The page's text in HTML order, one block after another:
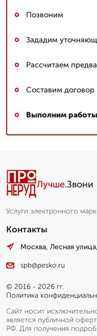
Позвоним
Зададим
Рассчитаем
Составим договор
Выполним работы
Лучше.Звони
Услуги электронного
Контакты
Москва, Лесная
spb@pesko.ru
© 2016 - 2026 гг.
Политика
Сайт носит
является публичной
РФ. Для получения